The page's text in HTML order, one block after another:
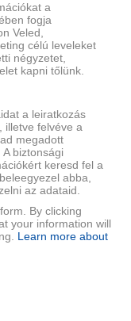
a
fogja
Veled,
célú leveleket
négyzetet,
kapni tőlünk.
a leiratkozás
illetve felvéve a
megadott
biztonsági
keresd fel a
abba,
az adataid.
By clicking
your information will
Learn more about
hivatkozás)